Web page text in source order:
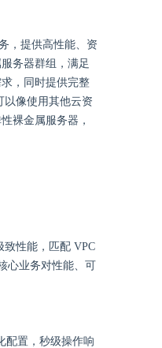
，提供高性能、资
务器群组，满足
，同时提供完整
以像使用其他云资
裸金属服务器，
致性能，匹配 VPC
心业务对性能、可
配置，秒级操作响